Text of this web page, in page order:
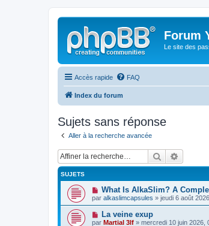
Forum
Le site des
Accès rapide FAQ
Index du forum
Sujets sans réponse
Aller à la recherche avancée
Rechercher
SUJETS
N
o
u
v
e
a
What Is AlkaSlim? A
par alkaslimcapsules » jeudi 6 août
N
o
La veine exup
par Martial 3lf » mercredi 10 juin 2026,